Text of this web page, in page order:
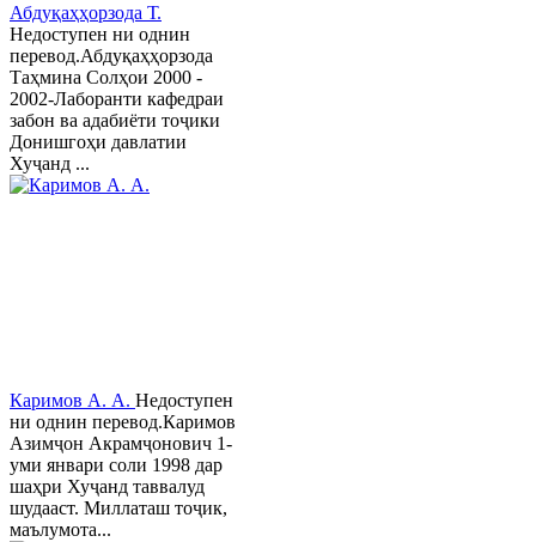
Абдуқаҳҳорзода Т.
Недоступен ни однин
перевод.Абдуқаҳҳорзода
Таҳмина Солҳои 2000 -
2002-Лаборанти кафедраи
забон ва адабиёти тоҷики
Донишгоҳи давлатии
Хуҷанд ...
Каримов А. А. Недоступен
ни однин перевод.Каримов
Азимҷон Акрамҷонович 1-
уми январи соли 1998 дар
шаҳри Хуҷанд таввалуд
шудааст. Миллаташ тоҷик,
маълумота...